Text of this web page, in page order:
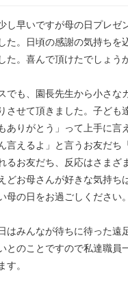
し早いですが母の日プレゼ
た。日頃の感謝の気持ち
た。喜んで頂けたでしょう
でも、園長先生から小さな
させて頂きました。子ども
ありがとう」って上手に言
言えるよ」と言うお友だち
るお友だち、反応はさまざ
どお母さんが好きな気持ち
母の日をお過ごしください
はみんなが待ちに待った遠
とのことですので私達職員
す。